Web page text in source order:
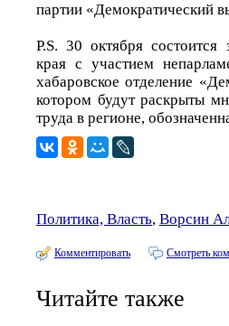
партии «Демократический
P.S. 30 октября состоится
края с участием
хабаровское отделение
котором будут раскрыты
труда в регионе,
Политика, Власть, Ворсин
Комментировать Смотреть
Читайте также